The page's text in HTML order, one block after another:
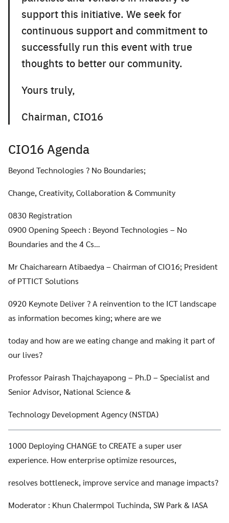
support this initiative. We seek for
continuous support and commitment to
successfully run this event with true
thoughts to better our community.
Yours truly,
Chairman, CIO16
CIO16 Agenda
Beyond Technologies ? No Boundaries;
Change, Creativity, Collaboration & Community
0830 Registration
0900 Opening Speech : Beyond Technologies – No
Boundaries and the 4 Cs…
Mr Chaicharearn Atibaedya – Chairman of CIO16; President
of PTTICT Solutions
0920 Keynote Deliver ? A reinvention to the ICT landscape
as information becomes king; where are we
today and how are we eating change and making it part of
our lives?
Professor Pairash Thajchayapong – Ph.D – Specialist and
Senior Advisor, National Science &
Technology Development Agency (NSTDA)
1000 Deploying CHANGE to CREATE a super user
experience. How enterprise optimize resources,
resolves bottleneck, improve service and manage impacts?
Moderator : Khun Chalermpol Tuchinda, SW Park & IASA